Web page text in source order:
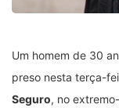
Um homem de 30
preso nesta terça-
Seguro, no